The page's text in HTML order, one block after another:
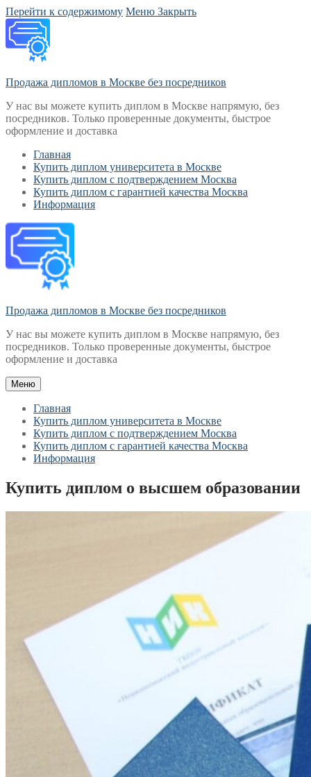
Перейти к содержимому Меню Закрыть
Продажа дипломов в Москве без посредников
У нас вы можете купить диплом в Москве напрямую, без
посредников. Только проверенные документы, быстрое
оформление и доставка
Главная
Купить диплом университета в Москве
Купить диплом с подтверждением Москва
Купить диплом с гарантией качества Москва
Информация
Продажа дипломов в Москве без посредников
У нас вы можете купить диплом в Москве напрямую, без
посредников. Только проверенные документы, быстрое
оформление и доставка
Меню
Главная
Купить диплом университета в Москве
Купить диплом с подтверждением Москва
Купить диплом с гарантией качества Москва
Информация
Купить диплом о высшем образовании